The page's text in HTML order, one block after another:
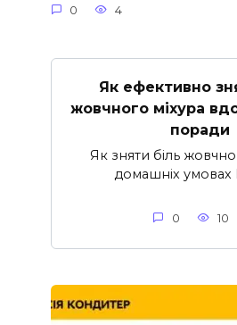
0 4
Як ефективно
жовчного міхура
поради
Як зняти біль
домашніх умовах
0 10